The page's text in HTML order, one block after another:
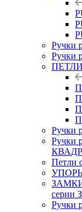
Ручки
Ручки
Ручки
Ручки
Петли
ЗАМКИ
серии
Ручки